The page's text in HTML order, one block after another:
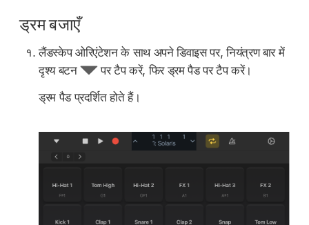
ड्रम बजाएँ
लैंडस्केप ओरिएंटेशन के साथ अपने डिवाइस पर, नियंत्रण बार में
दृश्य बटन
पर टैप करें, फिर ड्रम पैड पर टैप करें।
ड्रम पैड प्रदर्शित होते हैं।